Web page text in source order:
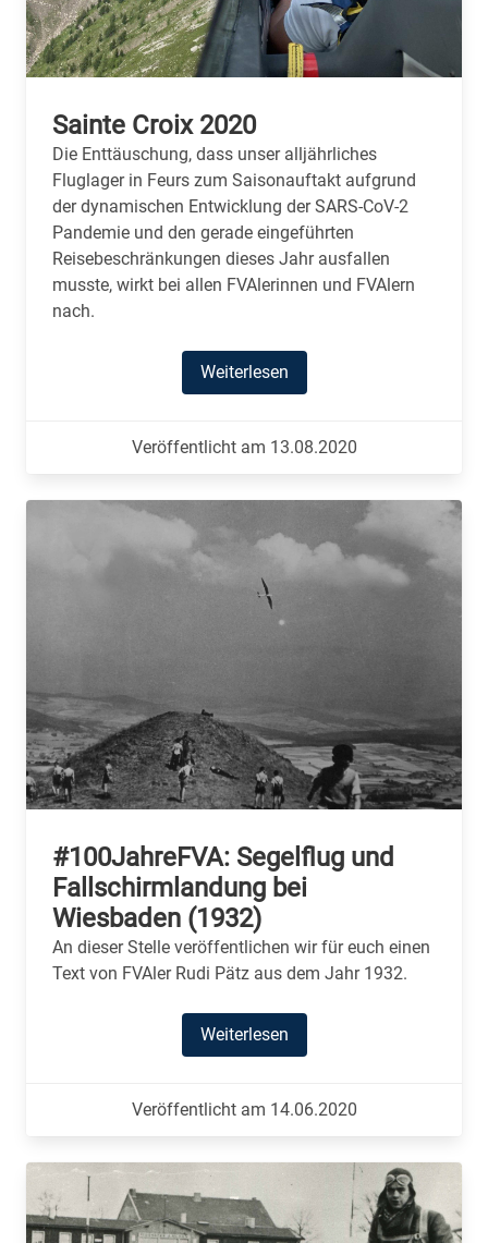
Sainte Croix 2020
Die Enttäuschung, dass unser alljährliches
Fluglager in Feurs zum Saisonauftakt aufgrund
der dynamischen Entwicklung der SARS-CoV-2
Pandemie und den gerade eingeführten
Reisebeschränkungen dieses Jahr ausfallen
musste, wirkt bei allen FVAlerinnen und FVAlern
nach.
Weiterlesen
Veröffentlicht am 13.08.2020
#100JahreFVA: Segelflug und
Fallschirmlandung bei
Wiesbaden (1932)
An dieser Stelle veröffentlichen wir für euch einen
Text von FVAler Rudi Pätz aus dem Jahr 1932.
Weiterlesen
Veröffentlicht am 14.06.2020